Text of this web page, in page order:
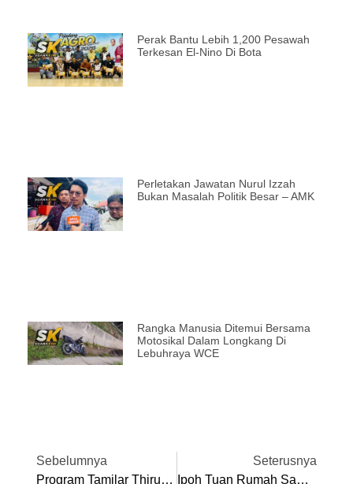
Perak Bantu Lebih 1,200 Pesawah
Terkesan El-Nino Di Bota
Perletakan Jawatan Nurul Izzah
Bukan Masalah Politik Besar – AMK
Rangka Manusia Ditemui Bersama
Motosikal Dalam Longkang Di
Lebuhraya WCE
Sebelumnya
Program Tamilar Thirunaal 2.0 Medium Pelajar Tonjolkan Bakat Kebudayaan
Seterusnya
Ipoh Tuan Rumah Sambutan Hari Bomba Sedunia 2024